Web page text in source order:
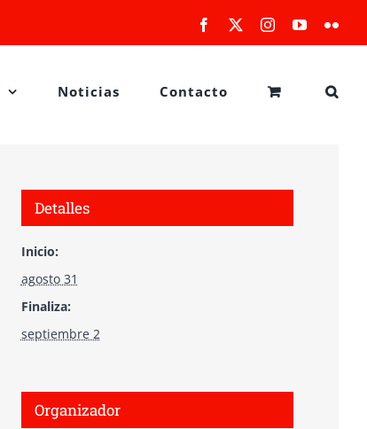
Facebook InstagramYouTube
Noticias Contacto
Detalles
Inicio:
agosto 31
Finaliza:
septiembre 2
Organizador